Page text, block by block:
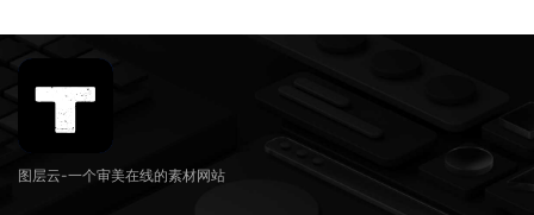
图层云-一个审美在线的素材网站